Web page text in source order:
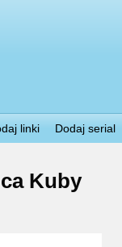
linki Dodaj serial
Kuby